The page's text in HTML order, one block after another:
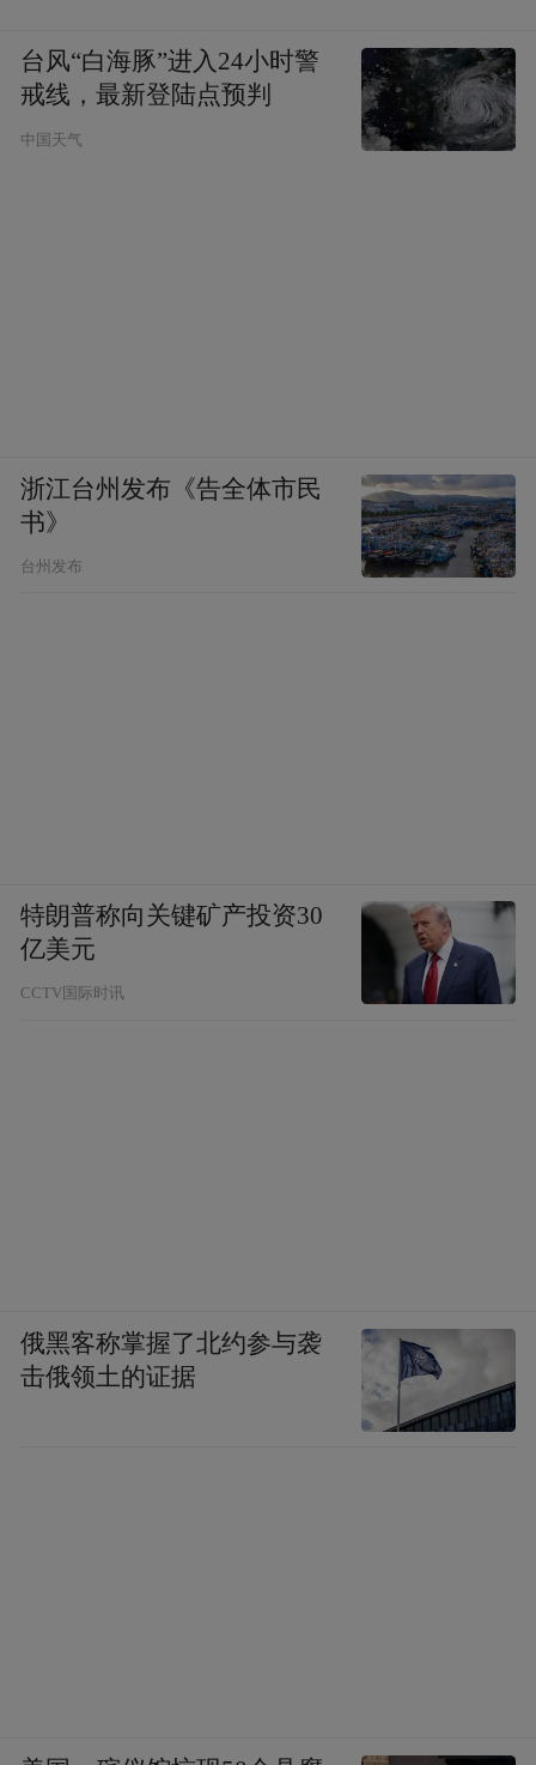
台风“白海豚”进入24小时警
戒线，最新登陆点预判
中国天气
浙江台州发布《告全体市民
书》
台州发布
特朗普称向关键矿产投资30
亿美元
CCTV国际时讯
俄黑客称掌握了北约参与袭
击俄领土的证据